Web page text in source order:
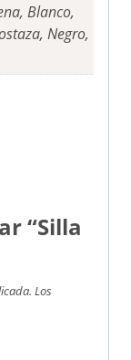
Blanco,
Negro,
“Silla
Los